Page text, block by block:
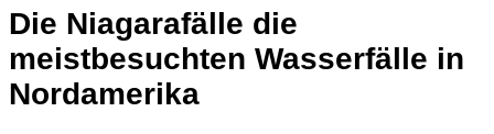
Die Niagarafälle die
meistbesuchten Wasserfälle in
Nordamerika